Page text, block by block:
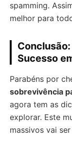
spamming.
melhor para
Sucesso
Parabéns por
sobrevivência
agora tem as
explorar. Este
massivos vai